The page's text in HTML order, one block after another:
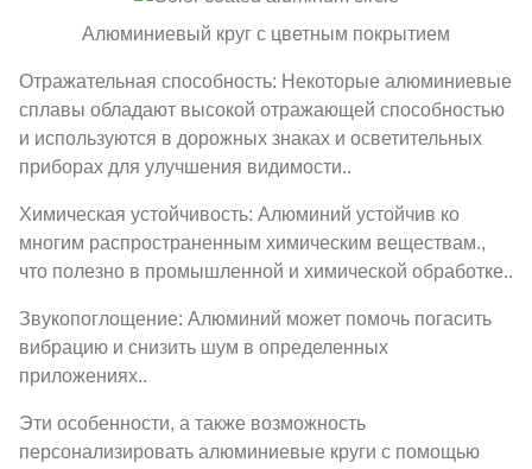
Алюминиевый круг с цветным покрытием
Отражательная способность: Некоторые алюминиевые
сплавы обладают высокой отражающей способностью
и используются в дорожных знаках и осветительных
приборах для улучшения видимости..
Химическая устойчивость: Алюминий устойчив ко
многим распространенным химическим веществам.,
что полезно в промышленной и химической обработке..
Звукопоглощение: Алюминий может помочь погасить
вибрацию и снизить шум в определенных
приложениях..
Эти особенности, а также возможность
персонализировать алюминиевые круги с помощью